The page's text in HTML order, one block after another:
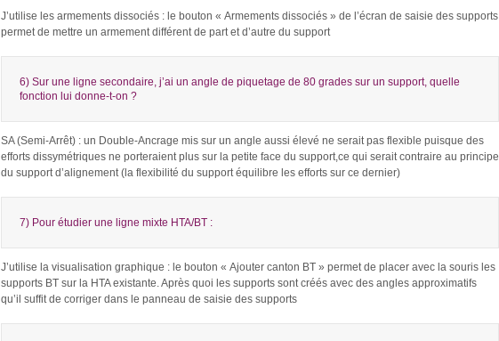
J’utilise les armements dissociés : le bouton « Armements dissociés » de l’écran de saisie des supports
permet de mettre un armement différent de part et d’autre du support
6) Sur une ligne secondaire, j’ai un angle de piquetage de 80 grades sur un support, quelle
fonction lui donne-t-on ?
SA (Semi-Arrêt) : un Double-Ancrage mis sur un angle aussi élevé ne serait pas flexible puisque des
efforts dissymétriques ne porteraient plus sur la petite face du support,ce qui serait contraire au principe
du support d’alignement (la flexibilité du support équilibre les efforts sur ce dernier)
7) Pour étudier une ligne mixte HTA/BT :
J’utilise la visualisation graphique : le bouton « Ajouter canton BT » permet de placer avec la souris les
supports BT sur la HTA existante. Après quoi les supports sont créés avec des angles approximatifs
qu’il suffit de corriger dans le panneau de saisie des supports